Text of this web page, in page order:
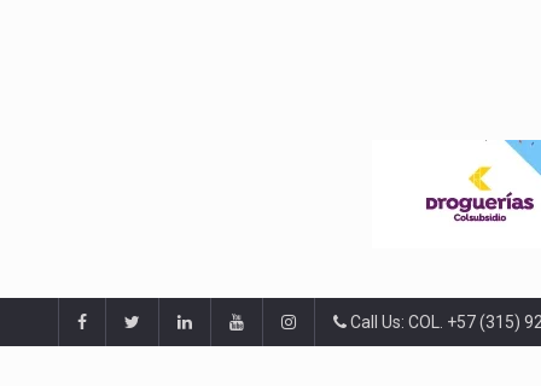
Call Us: COL. +57 (315)